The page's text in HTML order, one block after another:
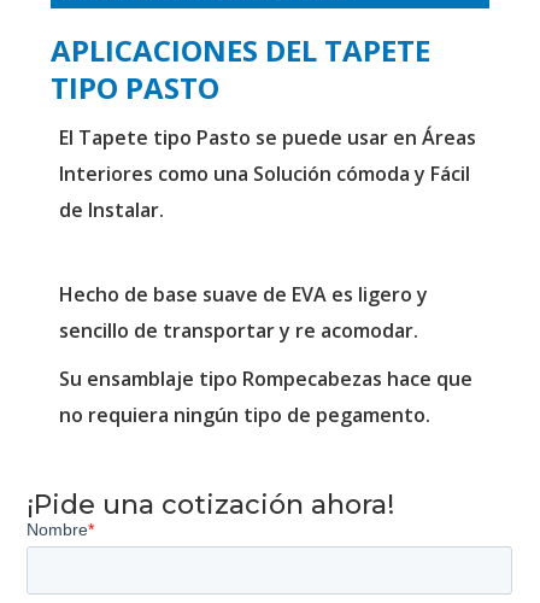
APLICACIONES DEL TAPETE
TIPO PASTO
El Tapete tipo Pasto se puede usar en Áreas
Interiores como una Solución cómoda y Fácil
de Instalar.
Hecho de base suave de EVA es ligero y
sencillo de transportar y re acomodar.
Su ensamblaje tipo Rompecabezas hace que
no requiera ningún tipo de pegamento.
¡Pide una cotización ahora!